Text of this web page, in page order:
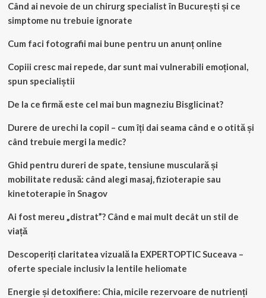
Când ai nevoie de un chirurg specialist în București și ce
simptome nu trebuie ignorate
Cum faci fotografii mai bune pentru un anunț online
Copiii cresc mai repede, dar sunt mai vulnerabili emoțional,
spun specialiștii
De la ce firmă este cel mai bun magneziu Bisglicinat?
Durere de urechi la copil – cum îți dai seama când e o otită și
când trebuie mergi la medic?
Ghid pentru dureri de spate, tensiune musculară și
mobilitate redusă: când alegi masaj, fizioterapie sau
kinetoterapie în Snagov
Ai fost mereu „distrat”? Când e mai mult decât un stil de
viață
Descoperiți claritatea vizuală la EXPERTOPTIC Suceava –
oferte speciale inclusiv la lentile heliomate
Energie și detoxifiere: Chia, micile rezervoare de nutrienți